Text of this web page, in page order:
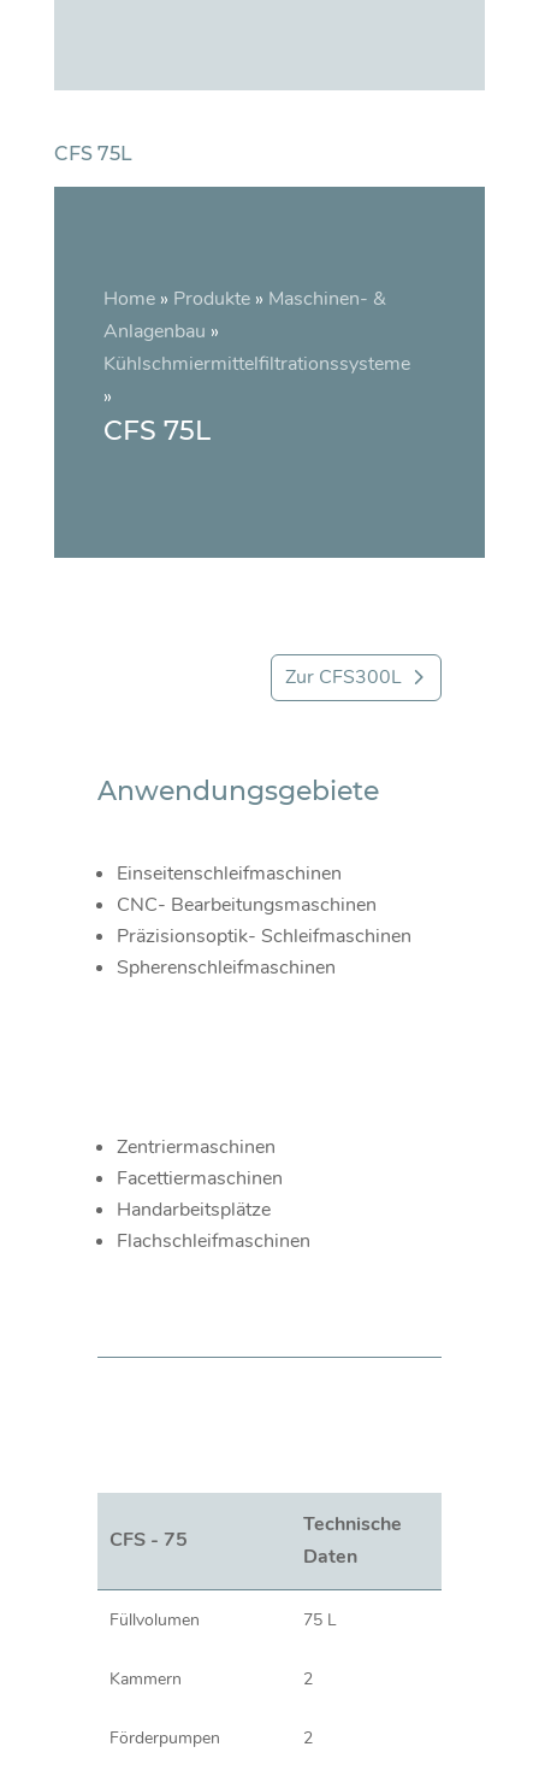
CFS 75L
Home » Produkte » Maschinen- &
Anlagenbau »
Kühlschmiermittelfiltrationssysteme
»
CFS 75L
Zur CFS300L
Anwendungsgebiete
Einseitenschleifmaschinen
CNC- Bearbeitungsmaschinen
Präzisionsoptik- Schleifmaschinen
Spherenschleifmaschinen
Zentriermaschinen
Facettiermaschinen
Handarbeitsplätze
Flachschleifmaschinen
CFS - 75
Technische
Daten
Füllvolumen 75 L
Kammern 2
Förderpumpen 2